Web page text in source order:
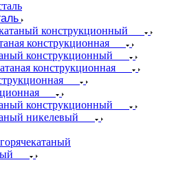
конструкционный
конструкционная
конструкционный
конструкционная
конструкционный
никелевый